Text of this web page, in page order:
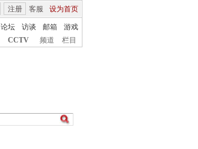
客服 设为首页
注册
论坛 访谈 邮箱
游戏
CCTV 频道 栏目